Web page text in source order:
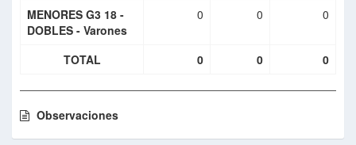
MENORES G3 18 -
DOBLES - Varones
0 0 0
TOTAL 0 0 0
Observaciones